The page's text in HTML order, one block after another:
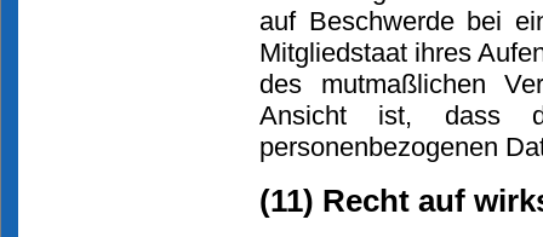
auf Beschwerde bei
Mitgliedstaat ihres
des mutmaßlichen
Ansicht ist, dass
personenbezogenen
(11) Recht auf